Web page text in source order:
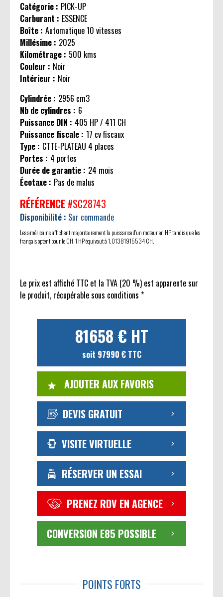
Catégorie : PICK-UP
Carburant : ESSENCE
Boîte : Automatique 10 vitesses
Millésime : 2025
Kilométrage : 500 kms
Couleur : Noir
Intérieur : Noir
Cylindrée : 2956 cm3
Nb de cylindres : 6
Puissance DIN : 405 HP / 411 CH
Puissance fiscale : 17 cv fiscaux
Type : CTTE-PLATEAU 4 places
Portes : 4 portes
Durée de garantie : 24 mois
Écotaxe : Pas de malus
RÉFÉRENCE #SC28743
Disponibilité : Sur commande
Les américains affichent majoritairement la puissance d'un moteur en HP tandis que les
français optent pour le CH. 1 HP équivaut à 1,01381915534 CH.
Le prix est affiché TTC et la TVA (20 %) est apparente sur
le produit, récupérable sous conditions *
81658 € HT
soit 97990 € TTC
AJOUTER AUX FAVORIS
DEVIS GRATUIT
VISITE VIRTUELLE
RÉSERVER UN ESSAI
PRENEZ RDV EN AGENCE
CONVERSION E85 POSSIBLE
POINTS FORTS